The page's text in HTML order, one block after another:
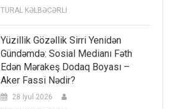
TURAL KƏLBƏCƏRLİ
Yüzillik Gözəllik Sirri Yenidən
Gündəmdə: Sosial Medianı Fəth
Edən Mərakeş Dodaq Boyası –
Aker Fassi Nədir?
28 İyul 2026